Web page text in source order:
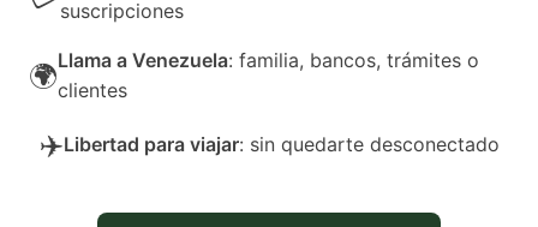
suscripciones
🌍Llama a Venezuela: familia, bancos, trámites o
clientes
✈️Libertad para viajar: sin quedarte desconectado